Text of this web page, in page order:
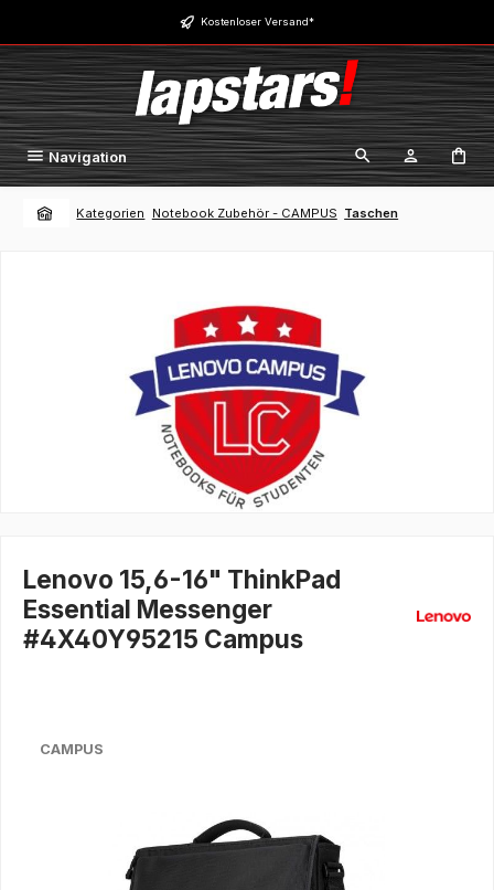
Zum Hauptinhalt springen Kostenloser Versand*
Navigation
Kategorien Notebook Zubehör - CAMPUS Taschen
Lenovo 15,6-16" ThinkPad
Essential Messenger
#4X40Y95215 Campus
CAMPUS